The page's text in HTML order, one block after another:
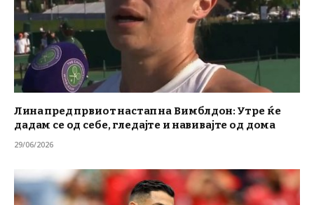
Лина пред првиот настап на Вимблдон: Утре ќе
дадам се од себе, гледајте и навивајте од дома
29/06/2026